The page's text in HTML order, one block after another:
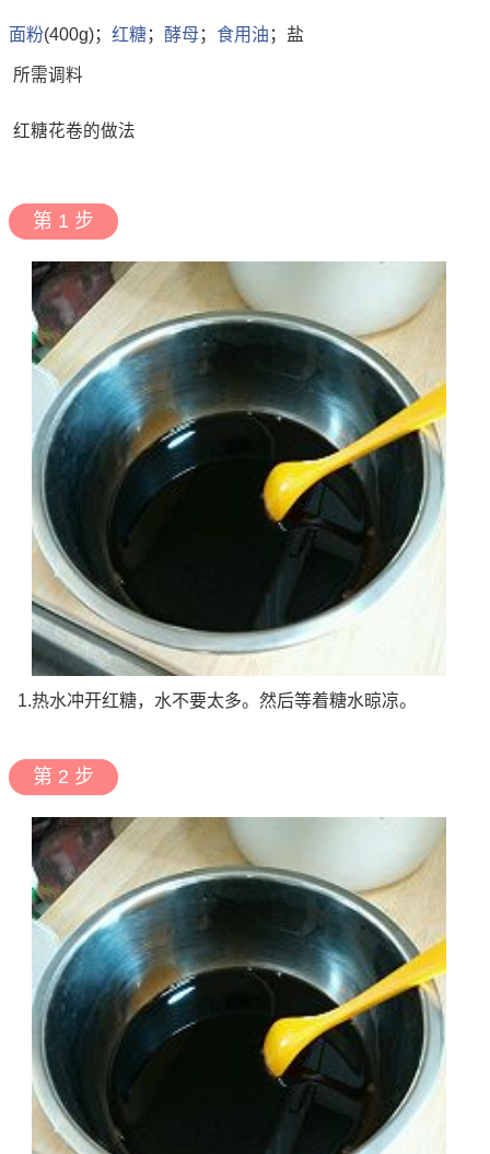
面粉(400g)； 红糖； 酵母 ； 食用油 ；盐
所需调料
红糖花卷的做法
第 1 步
1.热水冲开红糖，水不要太多。然后等着糖水晾凉。
第 2 步